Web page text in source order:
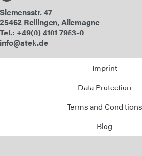
Nom
Nom de l'entreprise
Siemensstr. 47
25462 Rellingen, Allemagne
Tel.: +49(0) 4101 7953-0
info@atek.de
Imprint
Data Protection
Terms and Conditions
Blog